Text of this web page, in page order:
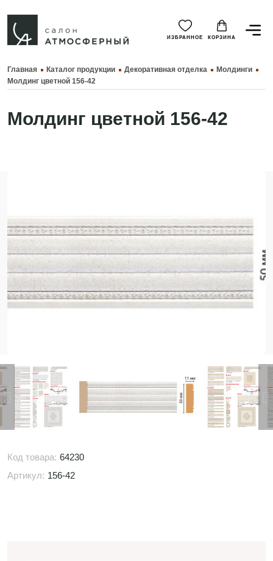
ИЗБРАННОЕ КОРЗИНА
Главная Каталог продукции Декоративная отделка
Молдинги
Молдинг цветной 156-42
Молдинг цветной 156-42
Код товара: 64230
Артикул: 156-42